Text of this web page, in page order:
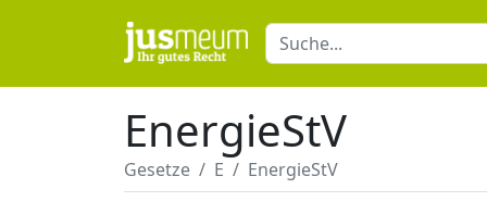
EnergieStV
Gesetze E EnergieStV